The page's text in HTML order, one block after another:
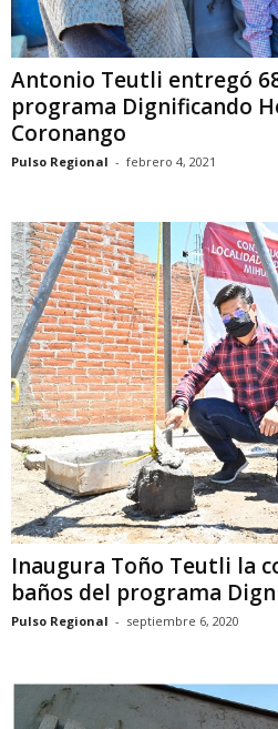
Antonio Teutli entregó
programa Dignificando
Coronango
Pulso Regional - febrero 4, 2021
Inaugura Toño Teutli la
baños del programa
Pulso Regional - septiembre 6, 2020